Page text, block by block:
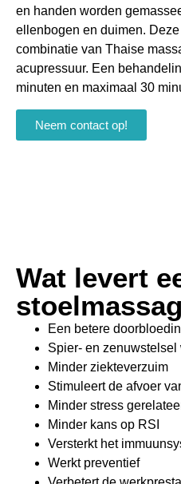
en handen worden
ellenbogen en duimen.
combinatie van Thaise
acupressuur. Een
minuten en maximaal 30
Neem contact op!
Wat levert
Een betere
Spier- en
Minder ziekteverzuim
Stimuleert de afvoer
Minder stress
Minder kans op RSI
Versterkt het
Werkt preventief